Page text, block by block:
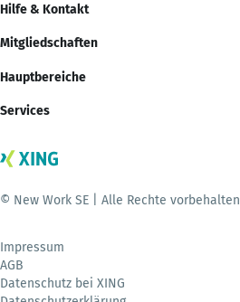
Hilfe & Kontakt
Mitgliedschaften
Hauptbereiche
Services
© New Work SE | Alle Rechte vorbehalten
Impressum
AGB
Datenschutz bei XING